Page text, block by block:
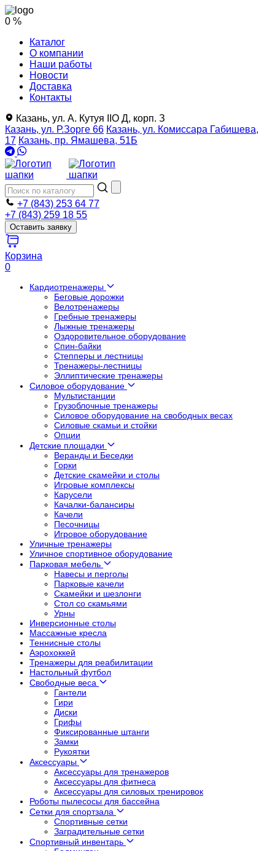
0 %
Каталог
О компании
Наши работы
Новости
Доставка
Контакты
Казань, ул. А. Кутуя IIO Д, корп. З
Казань, ул. Р.Зорге 66 Казань, ул. Комиссара Габишева,
17 Казань, пр. Ямашева, 51Б
+7 (843) 253 64 77
+7 (843) 259 18 55
Оставить заявку
Корзина
0
Кардиотренажеры
Беговые дорожки
Велотренажеры
Гребные тренажеры
Лыжные тренажеры
Оздоровительное оборудование
Спин-байки
Степперы и лестницы
Тренажеры-лестницы
Эллиптические тренажеры
Силовое оборудование
Мультистанции
Грузоблочные тренажеры
Силовое оборудование на свободных весах
Силовые скамьи и стойки
Опции
Детские площадки
Веранды и Беседки
Горки
Детские скамейки и столы
Игровые комплексы
Карусели
Качалки-балансиры
Качели
Песочницы
Игровое оборудование
Уличные тренажеры
Уличное спортивное оборудование
Парковая мебель
Навесы и перголы
Парковые качели
Скамейки и шезлонги
Стол со скамьями
Урны
Инверсионные столы
Массажные кресла
Теннисные столы
Аэрохоккей
Тренажеры для реабилитации
Настольный футбол
Свободные веса
Гантели
Гири
Диски
Грифы
Фиксированные штанги
Замки
Рукоятки
Аксессуары
Аксессуары для тренажеров
Аксессуары для фитнеса
Аксессуары для силовых тренировок
Роботы пылесосы для бассейна
Сетки для спортзала
Спортивные сетки
Заградительные сетки
Спортивный инвентарь